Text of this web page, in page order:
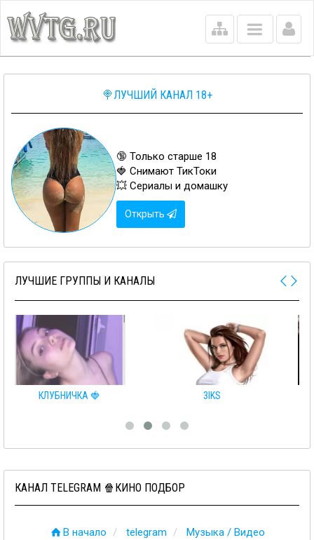
Main
menu
🍭ЛУЧШИЙ КАНАЛ 18+
🔞 Только старше 18
🍓 Снимают ТикТоки
💥 Сериалы и домашку
Открыть
ЛУЧШИЕ ГРУППЫ И КАНАЛЫ
❤️СЛИВЫ ТЕЛЕГРАММ❤️
КАНАЛ TELEGRAM 🍿КИНО ПОДБОР
В начало telegram Музыка / Видео